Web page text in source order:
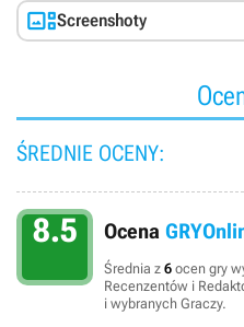
niedostępne wcześniej budynki
genetycznie zmodyfikowany
godzina nowych sekwencji
Screenshoty
ŚREDNIE OCENY:
8.5 Ocena
Średnia z 6 ocen gry
Recenzentów i
i wybranych Graczy.